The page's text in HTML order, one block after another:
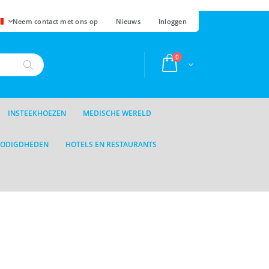
Neem contact met ons op Nieuws Inloggen
Cart
0producten
INSTEEKHOEZEN MEDISCHE WERELD
HOTELS EN RESTAURANTS